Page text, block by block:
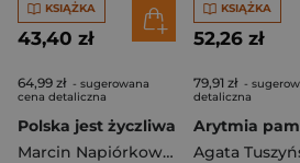
KSIĄŻKA
43,40 zł
64,99 zł - sugerowana
cena detaliczna
Polska jest życzliwa
Marcin Napiórkowski
KSIĄŻKA
52,26 zł
79,91 zł -
detaliczna
Arytmia
Agata